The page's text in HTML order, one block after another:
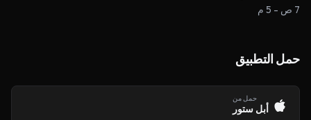
7 ص - 5 م
حمل التطبيق
حمل من
أبل ستور